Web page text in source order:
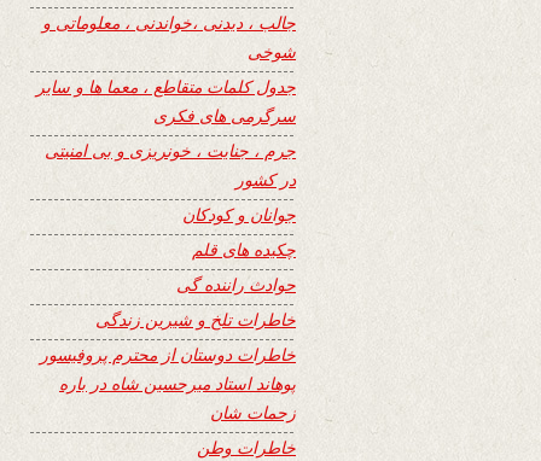
جالب ، دیدنی ،خواندنی ، معلوماتی و
شوخی
جدول کلمات متقاطع ، معما ها و سایر
سرگرمی های فکری
جرم ، جنایت ، خونریزی و بی امنیتی
در کشور
جوانان و کودکان
چکیده های قلم
حوادث راننده گی
خاطرات تلخ و شیرین زندگی
خاطرات دوستان از محترم پروفیسور
پوهاند استاد میرحسین شاه در باره
زحمات شان
خاطرات وطن